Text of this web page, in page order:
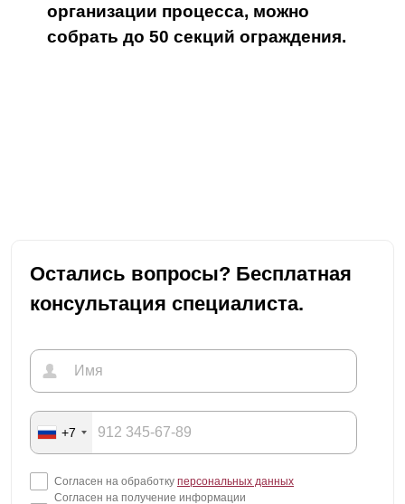
организации процесса, можно
собрать до 50 секций ограждения.
Остались вопросы? Бесплатная
консультация специалиста.
+7
Согласен на обработку персональных данных
Согласен на получение информации